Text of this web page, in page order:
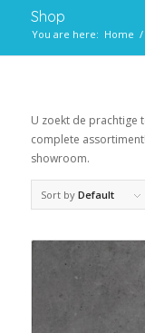
Shop
You are here: Home /
U zoekt de prachtige
complete
showroom.
Sort by Default